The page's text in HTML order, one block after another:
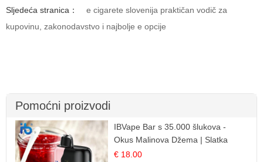
Sljedeća stranica：
e cigarete slovenija praktičan vodič za
kupovinu, zakonodavstvo i najbolje e opcije
Pomoćni proizvodi
IBVape Bar s 35.000 šlukova -
Okus Malinova Džema | Slatka
Voćna Aroma
€ 18.00